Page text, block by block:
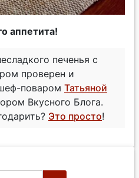
аппетита!
печенья с
проверен и
поваром Татьяной
Вкусного Блога.
Это просто!